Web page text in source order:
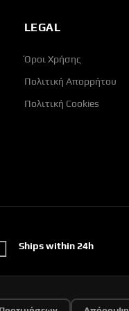
LEGAL
Όροι Χρήσης
Πολιτική Απορρήτου
Πολιτική Cookies
Ships within 24h